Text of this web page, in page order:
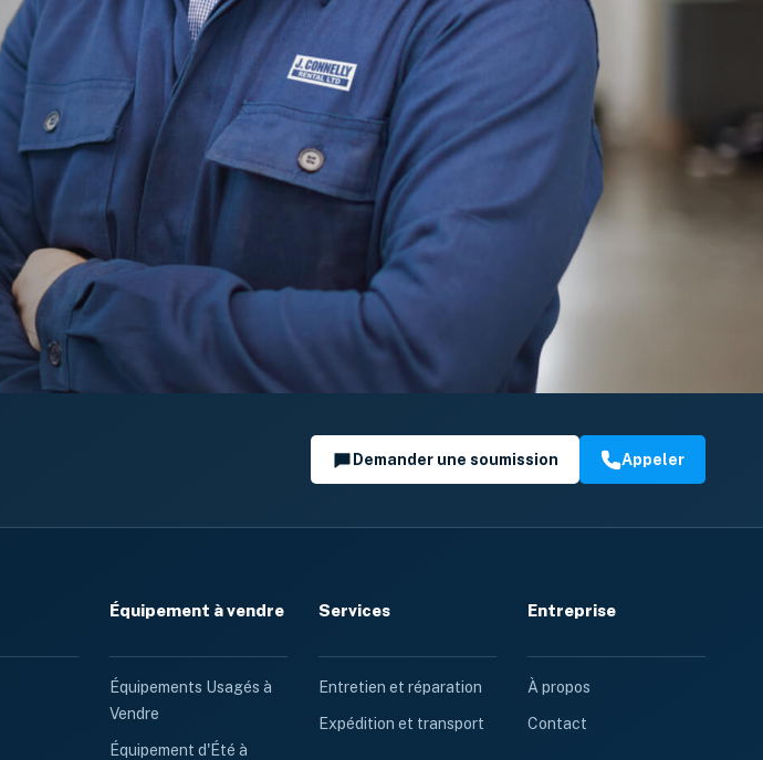
Demander une soumission Appeler
Équipement à vendre
Équipements Usagés à
Vendre
Équipement d'Été à
Services
Entretien et réparation
Expédition et transport
Entreprise
À propos
Contact